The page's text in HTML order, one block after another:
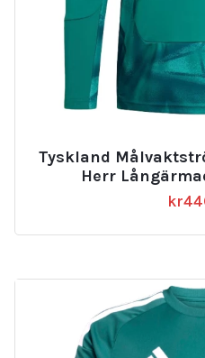
Tyskland
Herr
kr